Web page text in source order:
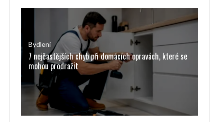
Bydlení
7 nejčastějších chyb při domácích opravách, které se
mohou prodražit